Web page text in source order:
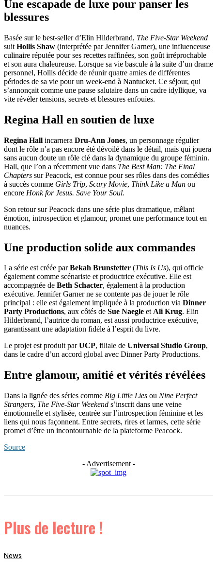
Une escapade de luxe pour panser les
blessures
Basée sur le best-seller d’Elin Hilderbrand, The Five-Star Weekend
suit Hollis Shaw (interprétée par Jennifer Garner), une influenceuse
culinaire réputée pour ses recettes raffinées, son goût irréprochable
et son aura chaleureuse. Lorsque sa vie bascule à la suite d’un drame
personnel, Hollis décide de réunir quatre amies de différentes
périodes de sa vie pour un week-end à Nantucket. Ce séjour, qui
s’annonçait comme une pause salutaire dans un cadre idyllique, va
vite révéler tensions, secrets et blessures enfouies.
Regina Hall en soutien de luxe
Regina Hall incarnera Dru-Ann Jones, un personnage régulier
dont le rôle n’a pas encore été dévoilé dans le détail, mais qui jouera
sans aucun doute un rôle clé dans la dynamique du groupe féminin.
Hall, que l’on a récemment vue dans The Best Man: The Final
Chapters sur Peacock, est connue pour ses rôles dans des comédies
à succès comme Girls Trip, Scary Movie, Think Like a Man ou
encore Honk for Jesus. Save Your Soul.
Son retour sur Peacock dans une série plus dramatique, mêlant
émotion, introspection et glamour, promet une performance tout en
nuances.
Une production solide aux commandes
La série est créée parBekah Brunstetter (This Is Us), qui officie
également comme scénariste et productrice exécutive. Elle est
accompagnée de Beth Schacter, également à la production
exécutive. Jennifer Garner ne se contente pas de jouer le rôle
principal : elle est également impliquée à la production via Dinner
Party Productions, aux côtés de Sue Naegle etAli Krug. Elin
Hilderbrand, l’autrice du roman, est aussi productrice exécutive,
garantissant une adaptation fidèle à l’esprit du livre.
Le projet est produit parUCP, filiale de Universal Studio Group,
dans le cadre d’un accord global avec Dinner Party Productions.
Entre glamour, amitié et vérités révélées
Dans la lignée des séries comme Big Little Lies ou Nine Perfect
Strangers, The Five-Star Weekend s’inscrit dans une veine
émotionnelle et stylisée, centrée sur l’introspection féminine et les
liens qui nous façonnent. Entre secrets, rires et larmes, cette série
promet d’être un incontournable de la plateforme Peacock.
Source
- Advertisement -
Plus de lecture !
News